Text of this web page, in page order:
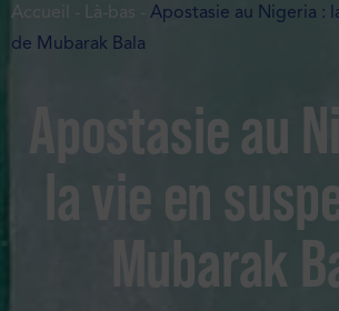
Accueil - Là-bas - Apostasie au Nigeria :
de Mubarak Bala
Apostasie au
la vie en
Mubarak